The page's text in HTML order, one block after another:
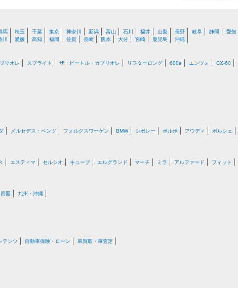
馬 埼玉 千葉 東京 神奈川 新潟 富山 石川 福井 山梨 長野 岐阜 静岡 愛知
川 愛媛 高知 福岡 佐賀 長崎 熊本 大分 宮崎 鹿児島 沖縄
リオレ スプライト ザ・ビートル・カブリオレ リフターロング 600e エンツォ CX-60
メルセデス・ベンツ フォルクスワーゲン BMW シボレー ボルボ アウディ ポルシェ
エスティマ セルシオ キューブ エルグランド マーチ ミラ アルファード フィット
四国 九州・沖縄
テンツ 自動車保険・ローン 車買取・車査定